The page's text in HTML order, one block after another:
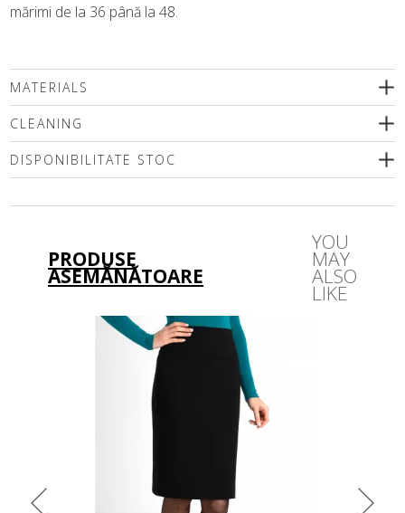
mărimi de la 36 până la 48.
MATERIALS
CLEANING
DISPONIBILITATE STOC
PRODUSE
ASEMĂNĂTOARE
YOU
MAY
ALSO
LIKE